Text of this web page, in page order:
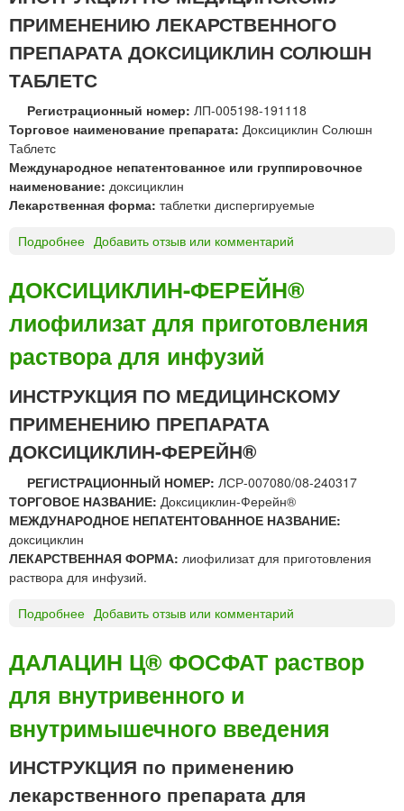
т
о
в
л
е
н
я
с
у
н
з
и
и
д
л
я
р
и
е
м
а
в
у
т
р
а
т
в
о
д
л
я
ж
н
о
г
о
п
и
м
е
н
е
н
я
ПРИМЕНЕНИЮ ЛЕКАРСТВЕННОГО
ПРЕПАРАТА ДОКСИЦИКЛИН СОЛЮШН
ТАБЛЕТС
Регистрационный номер: ЛП-005198-191118
Торговое наименование препарата: Доксициклин Солюшн
Таблетс
Международное непатентованное или группировочное
наименование: доксициклин
Лекарственная форма: таблетки диспергируемые
Подробнее
О
К
С
И
Ц
И
К
И
Н
С
О
Л
Ю
Н
Т
Е
Т
С
т
а
л
е
Добавить отзыв или комментарий
ДОКСИЦИКЛИН-ФЕРЕЙН®
лиофилизат для приготовления
раствора для инфузий
ИНСТРУКЦИЯ ПО МЕДИЦИНСКОМУ
ПРИМЕНЕНИЮ ПРЕПАРАТА
ДОКСИЦИКЛИН-ФЕРЕЙН®
РЕГИСТРАЦИОННЫЙ НОМЕР: ЛСР-007080/08-240317
ТОРГОВОЕ НАЗВАНИЕ: Доксициклин-Ферейн®
МЕЖДУНАРОДНОЕ НЕПАТЕНТОВАННОЕ НАЗВАНИЕ:
доксициклин
ЛЕКАРСТВЕННАЯ ФОРМА: лиофилизат для приготовления
раствора для инфузий.
Подробнее
К
С
И
Ц
К
И
Добавить отзыв или комментарий
ДАЛАЦИН Ц® ФОСФАТ раствор
для внутривенного и
внутримышечного введения
ИНСТРУКЦИЯ по применению
лекарственного препарата для